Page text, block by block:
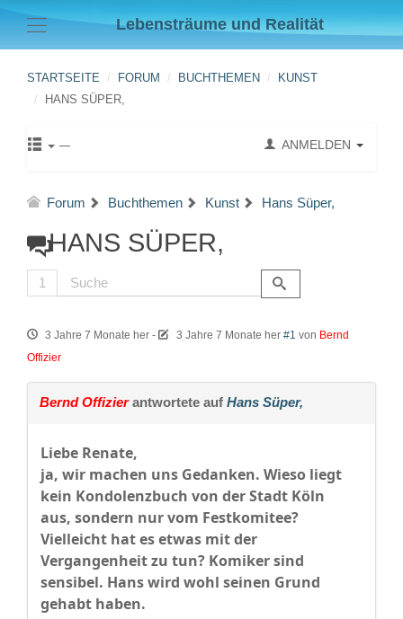
Lebensträume und Realität
STARTSEITE FORUM BUCHTHEMEN
KUNST
HANS SÜPER,
ANMELDEN
Forum Buchthemen Kunst Hans Süper,
HANS SÜPER,
1
3 Jahre 7 Monate her - 3 Jahre 7 Monate her #1 von Bernd
Offizier
Bernd Offizierantwortete auf Hans Süper,
Liebe Renate,
ja, wir machen uns Gedanken. Wieso liegt
kein Kondolenzbuch von der Stadt Köln
aus, sondern nur vom Festkomitee?
Vielleicht hat es etwas mit der
Vergangenheit zu tun? Komiker sind
sensibel. Hans wird wohl seinen Grund
gehabt haben.